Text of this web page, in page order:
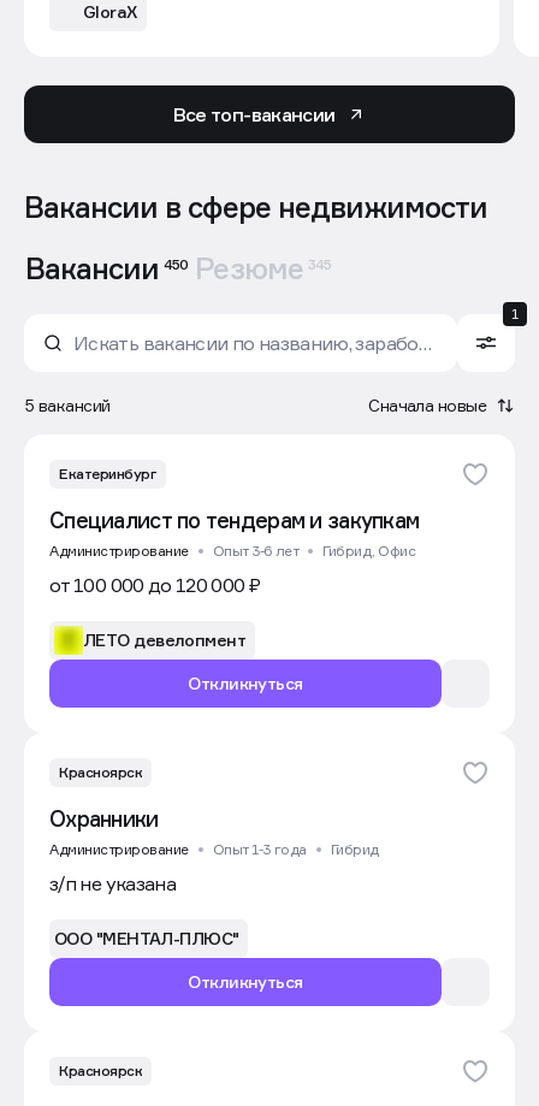
GloraX
Все топ-вакансии
Вакансии в сфере недвижимости
Вакансии 450 Резюме 345
1
5 вакансий Сначала новые
Екатеринбург
Специалист по тендерам и закупкам
Администрирование Опыт 3-6 лет Гибрид, Офис
от 100 000 до 120 000 ₽
Откликнуться
ЛЕТО девелопмент
Красноярск
Охранники
Администрирование Опыт 1-3 года Гибрид
з/п не указана
Откликнуться
ООО "МЕНТАЛ-ПЛЮС"
Красноярск